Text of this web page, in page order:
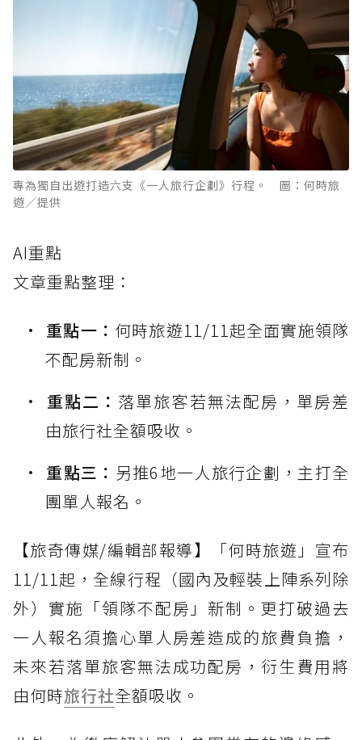
專為獨自出遊打造六支《一人旅行企劃》行程。 圖：何時旅
遊／提供
AI重點
文章重點整理：
重點一： 何時旅遊11/11起全面實施領隊
不配房新制。
重點二： 落單旅客若無法配房，單房差
由旅行社全額吸收。
重點三： 另推6地一人旅行企劃，主打全
團單人報名。
【旅奇傳媒/編輯部報導】「何時旅遊」宣布
11/11起，全線行程（國內及輕裝上陣系列除
外）實施「領隊不配房」新制。更打破過去
一人報名須擔心單人房差造成的旅費負擔，
未來若落單旅客無法成功配房，衍生費用將
由何時旅行社全額吸收。